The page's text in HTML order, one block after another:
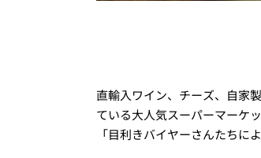
直輸入ワイン、チーズ、自家
ている大人気スーパーマーケ
「目利きバイヤーさんたちに